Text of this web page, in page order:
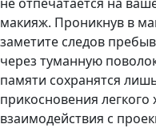
макияж. Проникнув в
заметите следов
через туманную
памяти сохранятся
прикосновения
взаимодействия с